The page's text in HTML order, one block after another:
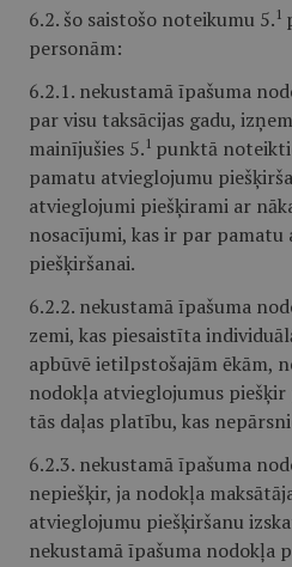
6.2. šo saistošo noteikumu 5. 1
personām:
6.2.1. nekustamā īpašuma
par visu taksācijas gadu,
mainījušies 5. 1 punktā
pamatu atvieglojumu
atvieglojumi piešķirami ar
nosacījumi, kas ir par pamatu
piešķiršanai.
6.2.2. nekustamā īpašuma
zemi, kas piesaistīta
apbūvē ietilpstošajām ēkām,
nodokļa atvieglojumus piešķir
tās daļas platību, kas
6.2.3. nekustamā īpašuma
nepiešķir, ja nodokļa
atvieglojumu piešķiršanu
nekustamā īpašuma nodokļa